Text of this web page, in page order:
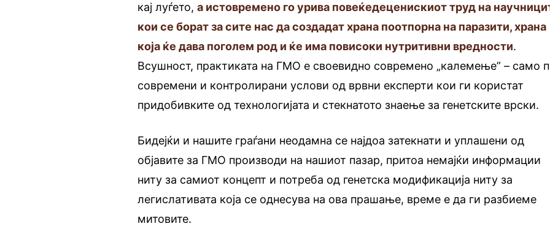
кај луѓето,а истовремено го урива повеќедеценискиот труд на
кои се борат за сите нас да создадат храна поотпорна на паразити, храна
која ќе дава поголем род и ќе има повисоки нутритивни вредности.
Всушност, практиката на ГМО е своевидно современо „калемење” – само
современи и контролирани услови од врвни експерти кои ги користат
придобивките од технологијата и стекнатото знаење за генетските врски.
Бидејќи и нашите граѓани неодамна се најдоа затекнати и уплашени од
објавите за ГМО производи на нашиот пазар, притоа немајќи информации
ниту за самиот концепт и потреба од генетска модификација ниту за
легислативата која се однесува на ова прашање, време е да ги разбиеме
митовите.